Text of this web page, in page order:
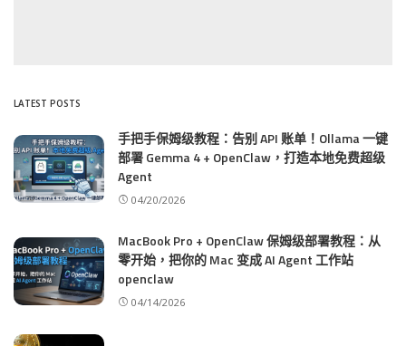
LATEST POSTS
手把手保姆级教程：告别 API 账单！Ollama 一键
部署 Gemma 4 + OpenClaw，打造本地免费超级
Agent
04/20/2026
MacBook Pro + OpenClaw 保姆级部署教程：从
零开始，把你的 Mac 变成 AI Agent 工作站
openclaw
04/14/2026